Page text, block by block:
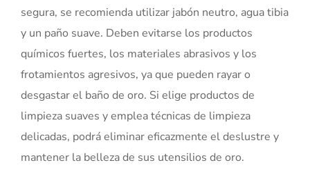
segura, se recomienda utilizar jabón neutro, agua tibia
y un paño suave. Deben evitarse los productos
químicos fuertes, los materiales abrasivos y los
frotamientos agresivos, ya que pueden rayar o
desgastar el baño de oro. Si elige productos de
limpieza suaves y emplea técnicas de limpieza
delicadas, podrá eliminar eficazmente el deslustre y
mantener la belleza de sus utensilios de oro.